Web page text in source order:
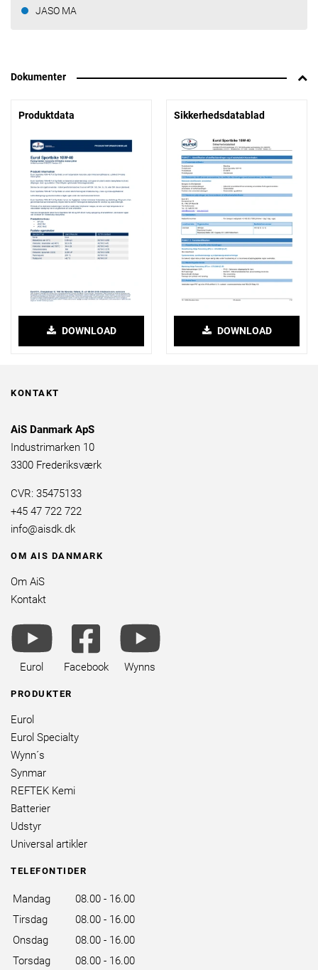
JASO MA
Dokumenter
Produktdata
DOWNLOAD
Sikkerhedsdatablad
DOWNLOAD
KONTAKT
AiS Danmark ApS
Industrimarken 10
3300 Frederiksværk
CVR: 35475133
+45 47 722 722
info@aisdk.dk
OM AIS DANMARK
Om AiS
Kontakt
youtube
brands
Eurol
facebook
square
brands
Facebook
Wynns
PRODUKTER
Eurol
Eurol Specialty
Wynn´s
Synmar
REFTEK Kemi
Batterier
Udstyr
Universal artikler
TELEFONTIDER
Mandag
08.00 - 16.00
Tirsdag
08.00 - 16.00
Onsdag
08.00 - 16.00
Torsdag
08.00 - 16.00